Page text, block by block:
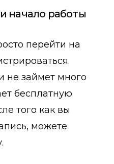
начало работы
перейти на
не займет много
бесплатную
того как вы
можете